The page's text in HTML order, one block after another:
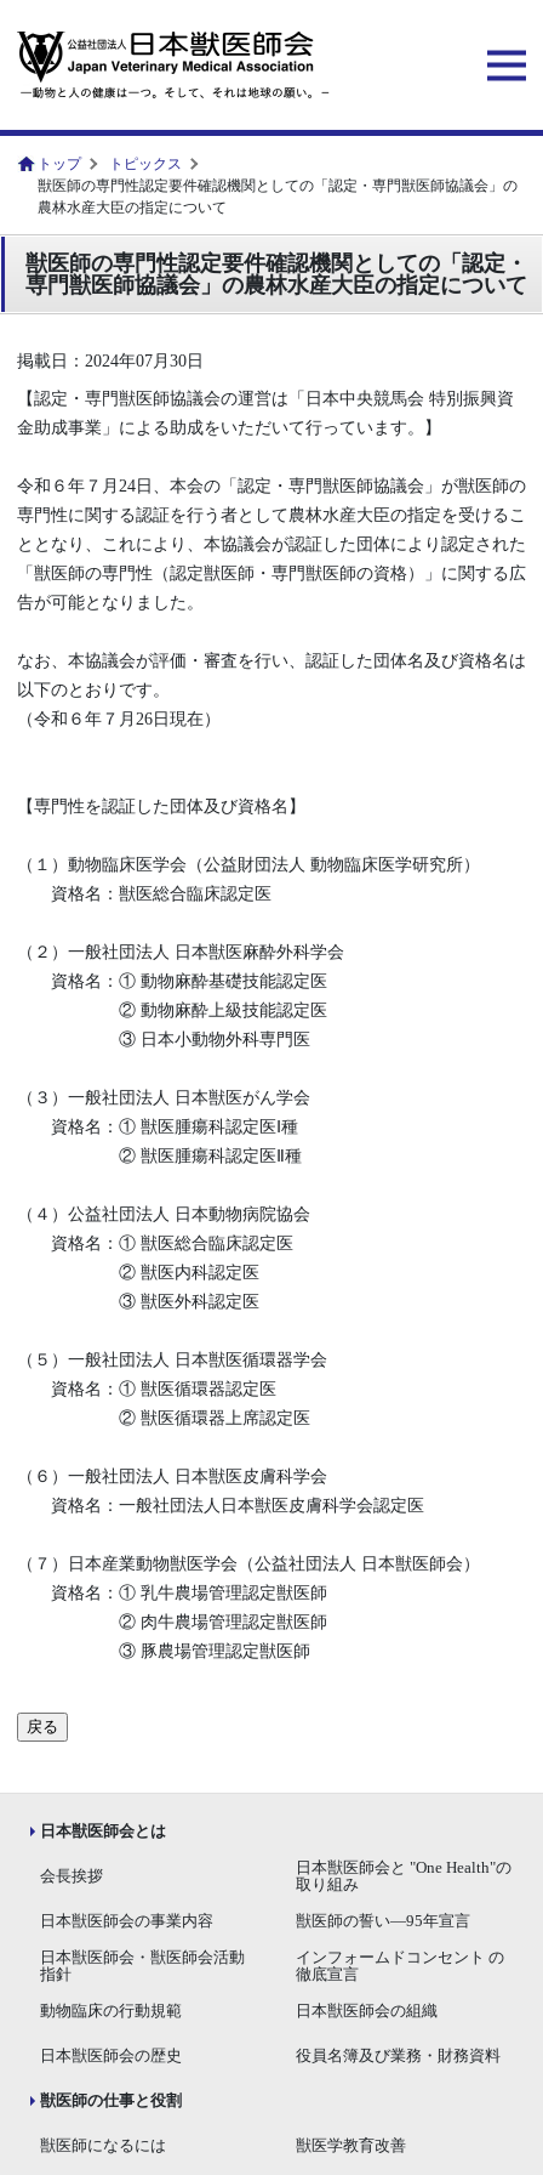
トップ
トピックス
獣医師の専門性認定要件確認機関としての「認定・専門獣医師協議会」の
農林水産大臣の指定について
獣医師の専門性認定要件確認機関としての「認定・
専門獣医師協議会」の農林水産大臣の指定について
掲載日：2024年07月30日
【認定・専門獣医師協議会の運営は「日本中央競馬会 特別振興資
金助成事業」による助成をいただいて行っています。】
令和６年７月24日、本会の「認定・専門獣医師協議会」が獣医師の
専門性に関する認証を行う者として農林水産大臣の指定を受けるこ
ととなり、これにより、本協議会が認証した団体により認定された
「獣医師の専門性（認定獣医師・専門獣医師の資格）」に関する広
告が可能となりました。
なお、本協議会が評価・審査を行い、認証した団体名及び資格名は
以下のとおりです。
（令和６年７月26日現在）
【専門性を認証した団体及び資格名】
（１）動物臨床医学会（公益財団法人 動物臨床医学研究所）
資格名：獣医総合臨床認定医
（２）一般社団法人 日本獣医麻酔外科学会
資格名：① 動物麻酔基礎技能認定医
② 動物麻酔上級技能認定医
③ 日本小動物外科専門医
（３）一般社団法人 日本獣医がん学会
資格名：① 獣医腫瘍科認定医Ⅰ種
② 獣医腫瘍科認定医Ⅱ種
（４）公益社団法人 日本動物病院協会
資格名：① 獣医総合臨床認定医
② 獣医内科認定医
③ 獣医外科認定医
（５）一般社団法人 日本獣医循環器学会
資格名：① 獣医循環器認定医
② 獣医循環器上席認定医
（６）一般社団法人 日本獣医皮膚科学会
資格名：一般社団法人日本獣医皮膚科学会認定医
（７）日本産業動物獣医学会（公益社団法人 日本獣医師会）
資格名：① 乳牛農場管理認定獣医師
② 肉牛農場管理認定獣医師
③ 豚農場管理認定獣医師
戻る
日本獣医師会とは
会長挨拶
日本獣医師会と "One Health"の
取り組み
日本獣医師会の事業内容 獣医師の誓い―95年宣言
日本獣医師会・獣医師会活動
指針
インフォームドコンセント の
徹底宣言
動物臨床の行動規範 日本獣医師会の組織
日本獣医師会の歴史 役員名簿及び業務・財務資料
獣医師の仕事と役割
獣医師になるには 獣医学教育改善